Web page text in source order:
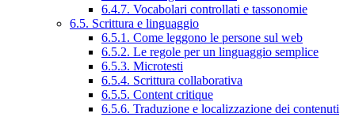
6.4.7. Vocabolari controllati e tassonomie
6.5. Scrittura e linguaggio
6.5.1. Come leggono le persone sul web
6.5.2. Le regole per un linguaggio semplice
6.5.3. Microtesti
6.5.4. Scrittura collaborativa
6.5.5. Content critique
6.5.6. Traduzione e localizzazione dei contenuti